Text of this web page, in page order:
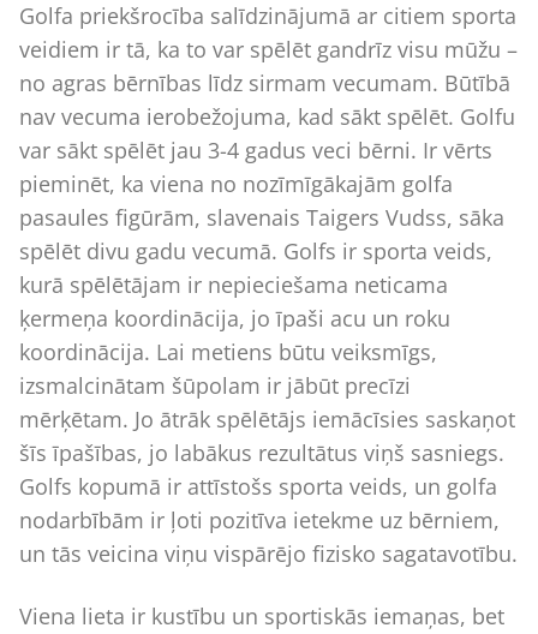
Golfa priekšrocība salīdzinājumā ar citiem sporta
veidiem ir tā, ka to var spēlēt gandrīz visu mūžu –
no agras bērnības līdz sirmam vecumam. Būtībā
nav vecuma ierobežojuma, kad sākt spēlēt. Golfu
var sākt spēlēt jau 3-4 gadus veci bērni. Ir vērts
pieminēt, ka viena no nozīmīgākajām golfa
pasaules figūrām, slavenais Taigers Vudss, sāka
spēlēt divu gadu vecumā. Golfs ir sporta veids,
kurā spēlētājam ir nepieciešama neticama
ķermeņa koordinācija, jo īpaši acu un roku
koordinācija. Lai metiens būtu veiksmīgs,
izsmalcinātam šūpolam ir jābūt precīzi
mērķētam. Jo ātrāk spēlētājs iemācīsies saskaņot
šīs īpašības, jo labākus rezultātus viņš sasniegs.
Golfs kopumā ir attīstošs sporta veids, un golfa
nodarbībām ir ļoti pozitīva ietekme uz bērniem,
un tās veicina viņu vispārējo fizisko sagatavotību.
Viena lieta ir kustību un sportiskās iemaņas, bet